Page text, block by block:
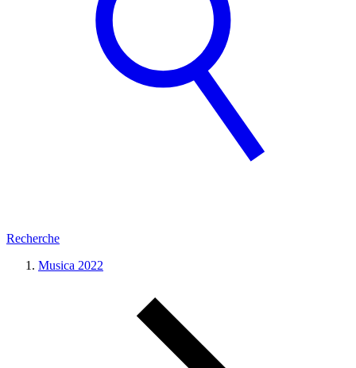
Recherche
Musica 2022